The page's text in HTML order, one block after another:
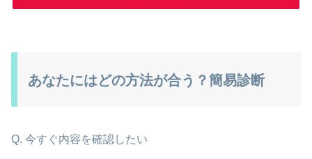
あなたにはどの方法が合う？簡易診断
Q. 今すぐ内容を確認したい